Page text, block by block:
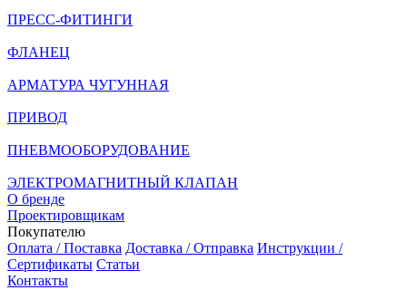
ПРЕСС-ФИТИНГИ
ФЛАНЕЦ
АРМАТУРА ЧУГУННАЯ
ПРИВОД
ПНЕВМООБОРУДОВАНИЕ
ЭЛЕКТРОМАГНИТНЫЙ КЛАПАН
О бренде
Проектировщикам
Покупателю
Оплата / Поставка Доставка / Отправка Инструкции /
Сертификаты Статьи
Контакты